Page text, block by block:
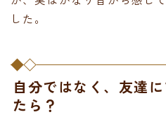
した。
自分ではなく、友達
たら？